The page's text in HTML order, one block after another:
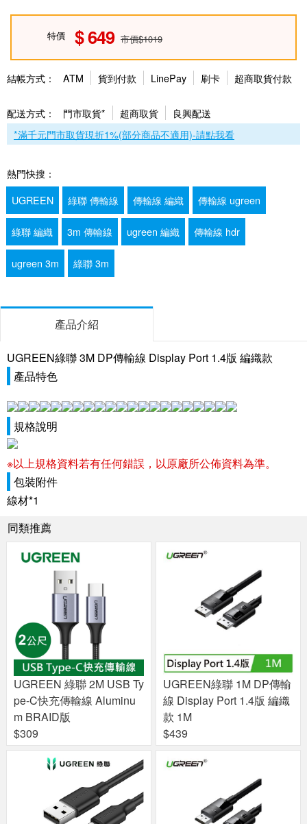
特價 649 市價$1019
結帳方式： ATM 貨到付款 LinePay 刷卡 超商取貨付款
配送方式： 門市取貨* 超商取貨
良興配送
*滿千元門市取貨現折1%(部分商品不適用)-請點我看
熱門快搜：
UGREEN
綠聯 傳輸線 傳輸線 編織 傳輸線 ugreen
綠聯 編織 3m 傳輸線 ugreen 編織 傳輸線 hdr
ugreen 3m 綠聯 3m
產品介紹
UGREEN綠聯 3M DP傳輸線 Display Port 1.4版 編織款
產品特色
規格說明
※以上規格資料若有任何錯誤，以原廠所公佈資料為準。
包裝附件
線材*1
同類推薦
UGREEN 綠聯 2M USB Ty
pe-C快充傳輸線 Aluminu
m BRAID版
$309
UGREEN綠聯 1M DP傳輸
線 Display Port 1.4版 編織
款 1M
$439